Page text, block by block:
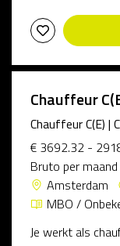
Chauffeur
Chauffeur C(E) |
€ 3692.32 -
Bruto per maand
Amsterdam
MBO /
Je werkt als